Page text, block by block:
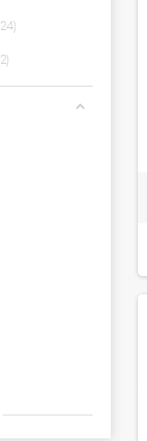
24
2